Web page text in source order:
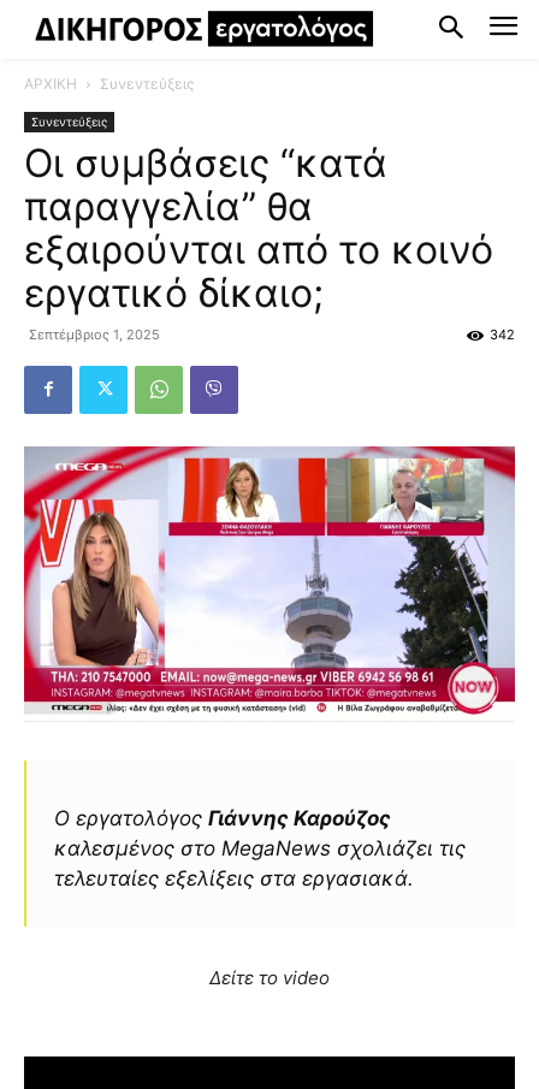
ΑΡΧΙΚΗ Συνεντεύξεις
Συνεντεύξεις
Οι συμβάσεις “κατά
παραγγελία” θα
εξαιρούνται από το κοινό
εργατικό δίκαιο;
Σεπτέμβριος 1, 2025 342
Ο εργατολόγος Γιάννης Καρούζος
καλεσμένος στo MegaNews σχολιάζει τις
τελευταίες εξελίξεις στα εργασιακά.
Δείτε το video